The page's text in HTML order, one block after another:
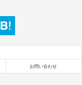
お問い合わせ